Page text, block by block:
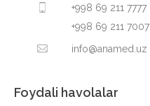
+998 69 211 7777
+998 69 211 7007
info@anamed.uz
Foydali havolalar